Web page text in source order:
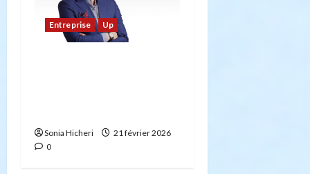
Entreprise Up
Sonia Hicheri
21 février 2026
0